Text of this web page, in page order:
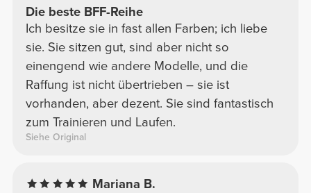
Die beste BFF-Reihe
Ich besitze sie in fast allen Farben; ich liebe
sie. Sie sitzen gut, sind aber nicht so
einengend wie andere Modelle, und die
Raffung ist nicht übertrieben – sie ist
vorhanden, aber dezent. Sie sind fantastisch
zum Trainieren und Laufen.
Siehe Original
Mariana B.